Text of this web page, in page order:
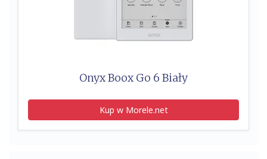
Onyx Boox Go 6 Biały
Kup w Morele.net